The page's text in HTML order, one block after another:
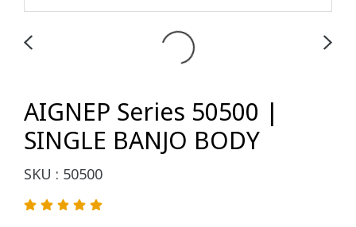
AIGNEP Series 50500 |
SINGLE BANJO BODY
SKU : 50500